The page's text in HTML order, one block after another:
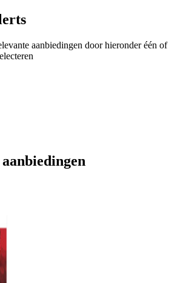
aanbiedingen door hieronder één of